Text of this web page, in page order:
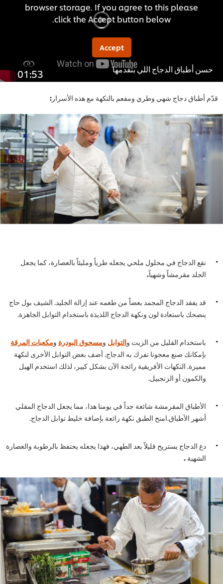
browser storage. If you agree to this please
click the Accept button below.
Accept
أطباق الدجاج اللي بتقدمها 01:53
دجاج شهي وطري ومفعم بالنكهة مع هذه الأسرار:
نقع الدجاج في محلول ملحي يجعله طرياً ومليئاً بالعصارة، كما يجعل
الجلد مقرمشاً وشهياً.
قد يفقد الدجاج المجمد بعضاً من طعمه عند إزالة الجليد. الشيف بول حاج
ينصحك باستعادة لون ونكهة الدجاج اللذيذة باستخدام التوابل الجاهزة.
باستخدام القليل من الزيت والتوابلومسحوق البودرةومكعبات المرقة
بإمكانك صنع معجونا تفرك به الدجاج. أضف بعض التوابل الأخرى لنكهة
مميزة. النكهات الأفريقية رائجة الآن بشكل كبير، لذلك استخدم الهيل
والكمون أو الزنجبيل.
الأطباق المقرمشة شائعة جداً في يومنا هذا، مما يجعل الدجاج المقلي
أشهر الأطباق.امنح الطبق نكهة رائعة بإضافة خليط توابل الدجاج.
دع الدجاج يستريح قليلاً بعد الطهي، فهذا يجعله يحتفظ بالرطوبة والعصارة
الشهية.